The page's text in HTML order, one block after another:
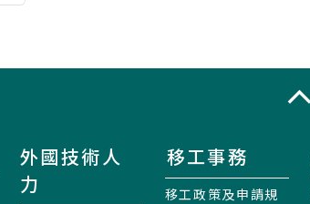
外國技術人
力
移工事務
移工政策及申請規